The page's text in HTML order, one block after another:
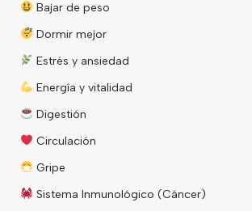
Bajar de peso
Dormir mejor
Estrés y ansiedad
Energîa y vitalidad
Digestión
Circulación
Gripe
Sistema Inmunológico (Cáncer)